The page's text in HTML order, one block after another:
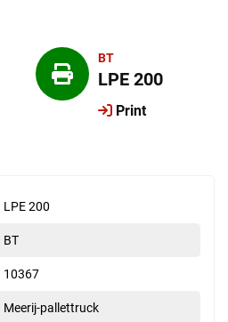
BT
LPE 200
Print
LPE 200
BT
10367
Meerij-pallettruck